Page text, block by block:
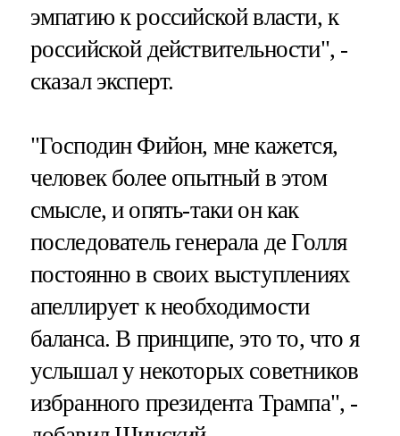
эмпатию к российской власти, к
российской действительности", -
сказал эксперт.
"Господин Фийон, мне кажется,
человек более опытный в этом
смысле, и опять-таки он как
последователь генерала де Голля
постоянно в своих выступлениях
апеллирует к необходимости
баланса. В принципе, это то, что я
услышал у некоторых советников
избранного президента Трампа", -